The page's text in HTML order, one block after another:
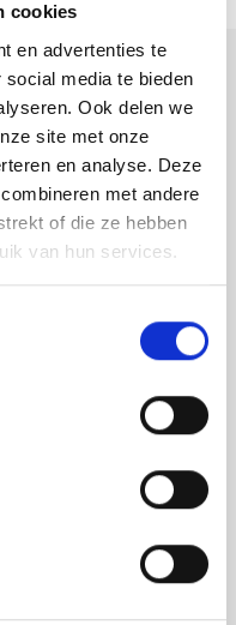
cookies
en advertenties te
media te bieden
Ook delen we
site met onze
en analyse. Deze
met andere
of die ze hebben
van hun services.